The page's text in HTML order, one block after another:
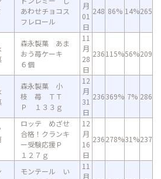
あわせチョコス
フレロール
月
01
日
248 86% 14%265
森永製菓 あま
おう苺ケーキ
６個
11
月
28
日
236115%56%209
森永製菓 小
枝 苺 ＴＴ
Ｐ １３３ｇ
12
月
31
日
236369% 7% 286
ロッテ めざせ
合格！クランキ
ー受験応援Ｐ
１２７ｇ
12
月
16
日
236278%31%237
モンテール い
11
月